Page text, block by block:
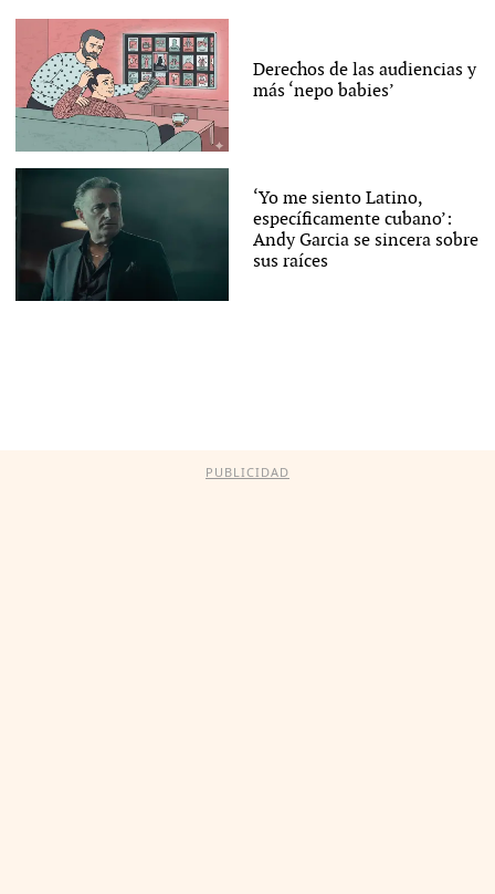
Derechos de las audiencias y
más ‘nepo babies’
‘Yo me siento Latino,
específicamente cubano’:
Andy Garcia se sincera sobre
sus raíces
PUBLICIDAD